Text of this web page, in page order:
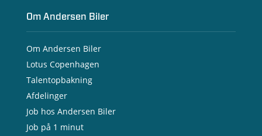
Om Andersen Biler
Om Andersen Biler
Lotus Copenhagen
Talentopbakning
Afdelinger
Job hos Andersen Biler
Job på 1 minut